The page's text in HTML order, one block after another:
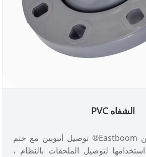
الشفاه PVC
تتيح الشفاه PVC من Eastboom® توصيل أنبوبين مع ختم
لتوصيل الملحقات بالنظام ،